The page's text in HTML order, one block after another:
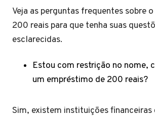
Veja as perguntas frequentes sobre
200 reais para que tenha suas
esclarecidas.
Estou com restrição no nome,
um empréstimo de 200 reais?
Sim, existem instituições financeiras